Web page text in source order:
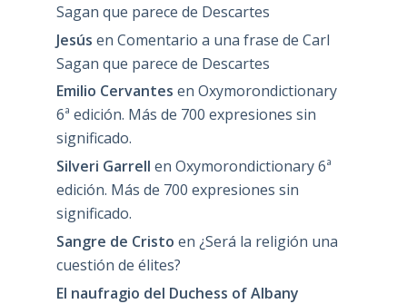
Sagan que parece de Descartes
Jesús en Comentario a una frase de Carl
Sagan que parece de Descartes
Emilio Cervantes en Oxymorondictionary
6ª edición. Más de 700 expresiones sin
significado.
Silveri Garrell en Oxymorondictionary 6ª
edición. Más de 700 expresiones sin
significado.
Sangre de Cristo en ¿Será la religión una
cuestión de élites?
El naufragio del Duchess of Albany